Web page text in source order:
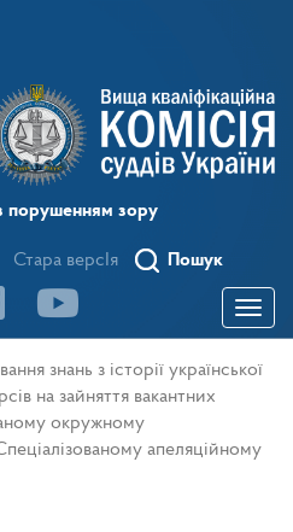
зору
Стара версІя Пошук
Toggle
знань з історії української
на зайняття вакантних
окружному
апеляційному